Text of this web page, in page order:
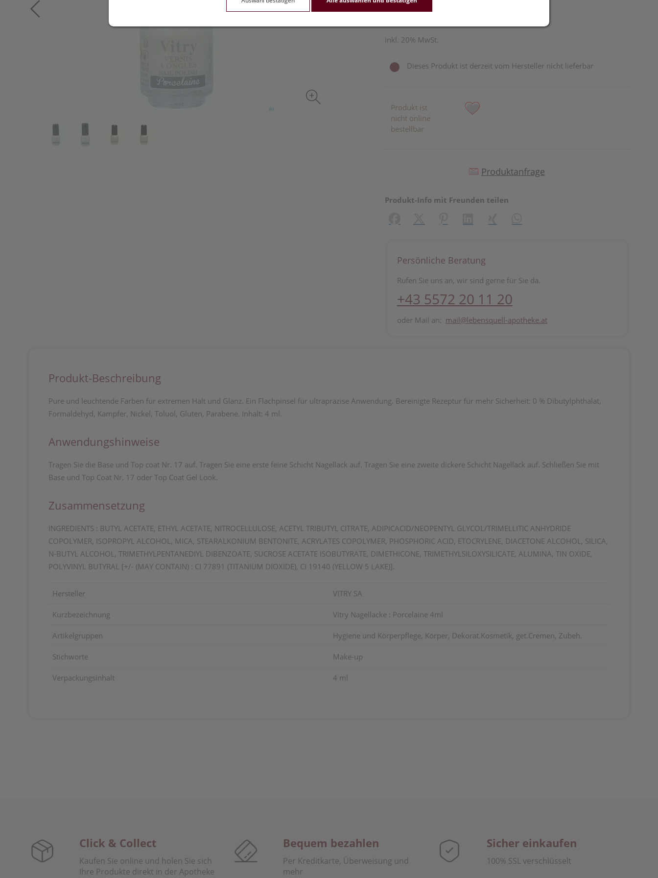
4 ml / Einheit
inkl. 20% MwSt.
Dieses Produkt ist derzeit vom Hersteller nicht lieferbar
Produkt ist
nicht online
bestellbar
Produktanfrage
Produkt-Info mit Freunden teilen
Persönliche Beratung
Rufen Sie uns an, wir sind gerne für Sie da.
+43 5572 20 11 20
oder Mail an: mail@lebensquell-apotheke.at
Produkt-Beschreibung
Pure und leuchtende Farben für extremen Halt und Glanz. Ein Flachpinsel für ultrapräzise Anwendung. Bereinigte Rezeptur für mehr Sicherheit: 0 % Dibutylphthalat,
Formaldehyd, Kampfer, Nickel, Toluol, Gluten, Parabene. Inhalt: 4 ml.
Anwendungshinweise
Tragen Sie die Base und Top coat Nr. 17 auf. Tragen Sie eine erste feine Schicht Nagellack auf. Tragen Sie eine zweite dickere Schicht Nagellack auf. Schließen Sie mit
Base und Top Coat Nr. 17 oder Top Coat Gel Look.
Zusammensetzung
INGREDIENTS : BUTYL ACETATE, ETHYL ACETATE, NITROCELLULOSE, ACETYL TRIBUTYL CITRATE, ADIPICACID/NEOPENTYL GLYCOL/TRIMELLITIC ANHYDRIDE
COPOLYMER, ISOPROPYL ALCOHOL, MICA, STEARALKONIUM BENTONITE, ACRYLATES COPOLYMER, PHOSPHORIC ACID, ETOCRYLENE, DIACETONE ALCOHOL, SILICA,
N-BUTYL ALCOHOL, TRIMETHYLPENTANEDIYL DIBENZOATE, SUCROSE ACETATE ISOBUTYRATE, DIMETHICONE, TRIMETHYLSILOXYSILICATE, ALUMINA, TIN OXIDE,
POLYVINYL BUTYRAL [+/- (MAY CONTAIN) : CI 77891 (TITANIUM DIOXIDE), CI 19140 (YELLOW 5 LAKE)].
Hersteller VITRY SA
Kurzbezeichnung Vitry Nagellacke : Porcelaine 4ml
Artikelgruppen Hygiene und Körperpflege, Körper, Dekorat.Kosmetik, get.Cremen, Zubeh.
Stichworte Make-up
Verpackungsinhalt 4 ml
Click & Collect
Kaufen Sie online und holen Sie sich
Ihre Produkte direkt in der Apotheke
Bequem bezahlen
Per Kreditkarte, Überweisung und
mehr
Sicher einkaufen
100% SSL verschlüsselt